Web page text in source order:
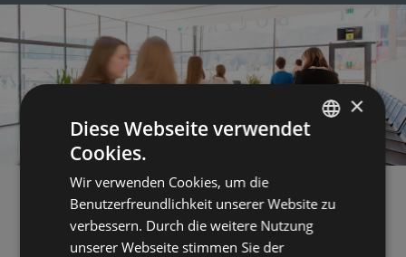
RECHTE DER PASSAGIERE
×
Diese Webseite verwendet
Cookies.
Wir verwenden Cookies, um die
Benutzerfreundlichkeit unserer Website zu
verbessern. Durch die weitere Nutzung
unserer Webseite stimmen Sie der